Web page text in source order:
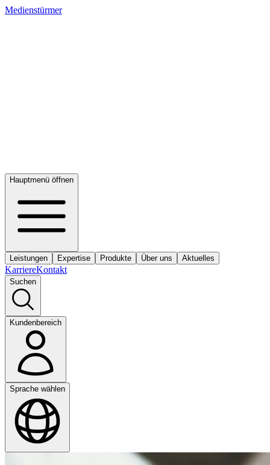
Medienstürmer
Hauptmenü öffnen
Leistungen Expertise Produkte Über uns Aktuelles
KarriereKontakt
Suchen
Kundenbereich
Sprache wählen